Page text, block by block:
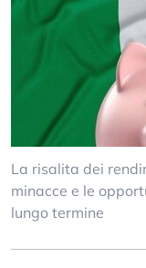
La risalita dei
minacce e le
lungo termine